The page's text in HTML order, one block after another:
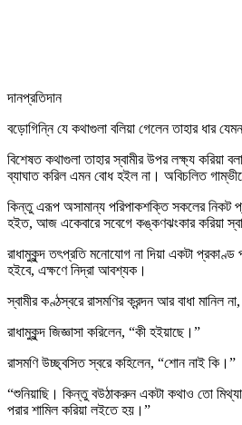
দানপ্রতিদান
বড়োগিন্নি যে কথাগুলা বলিয়া গেলেন তাহার ধার
বিশেষত কথাগুলা তাহার স্বামীর উপর লক্ষ্য করিয়া
ব্যাঘাত করিল এমন বোধ হইল না। অবিচলিত
কিন্তু এরূপ অসামান্য পরিপাকশক্তি সকলের নিকট
হইত, আজ একেবারে সবেগে কঙ্কণঝংকার করিয়া
রাধামুকুন্দ তৎপ্রতি মনোযোগ না দিয়া একটা প্রকাণ্ড
হইবে, এক্ষণে নিদ্রা আবশ্যক।
স্বামীর কণ্ঠস্বরে রাসমণির ক্রন্দন আর বাধা মানিল
রাধামুকুন্দ জিজ্ঞাসা করিলেন, “কী হইয়াছে।”
রাসমণি উচ্ছ্বসিত স্বরে কহিলেন, “শোন নাই কি।”
“শুনিয়াছি। কিন্তু বউঠাকরুন একটা কথাও তো
পরার শামিল করিয়া লইতে হয়।”